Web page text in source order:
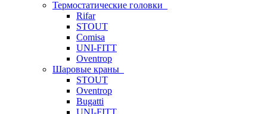
Термостатические головки
Rifar
STOUT
Comisa
UNI-FITT
Oventrop
Шаровые краны
STOUT
Oventrop
Bugatti
UNI-FITT